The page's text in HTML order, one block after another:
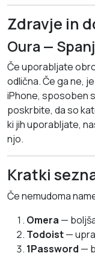
Zdravje in
Oura —
Če uporabljate
odlična. Če ga ne,
iPhone, sposoben
poskrbite, da so
ki jih uporabljate,
njo.
Kratki
Če nemudoma
Omera —
Todoist—
1Password —